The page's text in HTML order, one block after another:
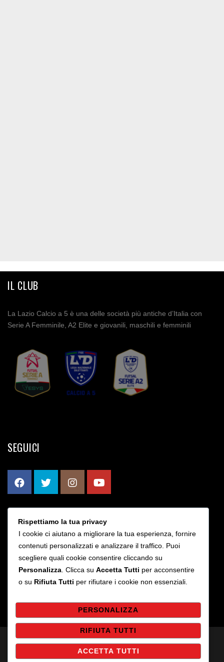
IL CLUB
La Lazio Calcio a 5 è una delle società più antiche d’Italia con
Serie A Femminile, A2 Elite e giovanili, maschili e femminili
SEGUICI
CONTATTI
Via Bruno Rizzieri 203 - Roma
info@sslaziocalcioa5.it
Rispettiamo la tua privacy
I cookie ci aiutano a migliorare la tua esperienza, fornire
contenuti personalizzati e analizzare il traffico. Puoi
scegliere quali cookie consentire cliccando su
Personalizza . Clicca su Accetta Tutti per acconsentire
o su Rifiuta Tutti per rifiutare i cookie non essenziali.
PERSONALIZZA
RIFIUTA TUTTI
ACCETTA TUTTI